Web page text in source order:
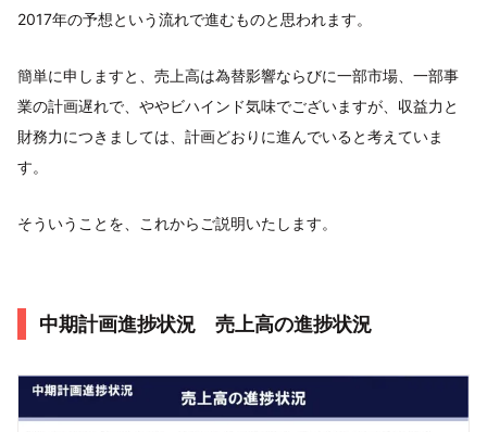
2017年の予想という流れで進むものと思われます。
簡単に申しますと、売上高は為替影響ならびに一部市場、一部事
業の計画遅れで、ややビハインド気味でございますが、収益力と
財務力につきましては、計画どおりに進んでいると考えていま
す。
そういうことを、これからご説明いたします。
中期計画進捗状況 売上高の進捗状況